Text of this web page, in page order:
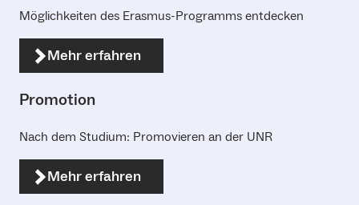
Möglichkeiten des Erasmus-Programms entdecken
Mehr erfahren
Promotion
Nach dem Studium: Promovieren an der UNR
Mehr erfahren